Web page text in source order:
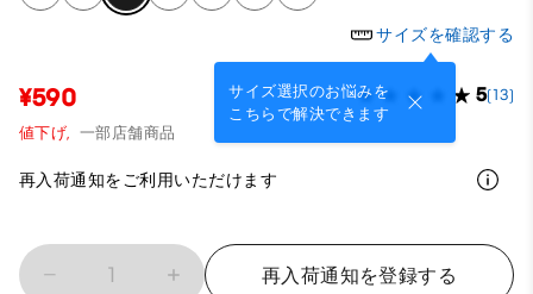
サイズを確認する
サイズ選択のお悩みを
こちらで解決できます
¥590 5(13)
値下げ, 一部店舗商品
再入荷通知をご利用いただけます
1 再入荷通知を登録する